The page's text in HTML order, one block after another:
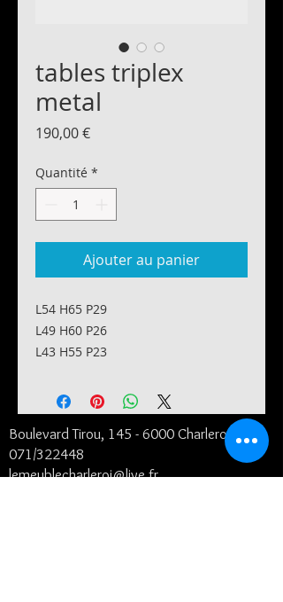
tables triplex
metal
190,00 €Prix
Quantité *
Ajouter au panier
L54 H65 P29
L49 H60 P26
L43 H55 P23
Boulevard Tirou, 145 - 6000 Charleroi
071/322448
lemeublecharleroi@live.fr